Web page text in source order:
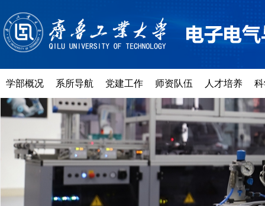
学部概况 系所导航 党建工作 师资队伍 人才培养